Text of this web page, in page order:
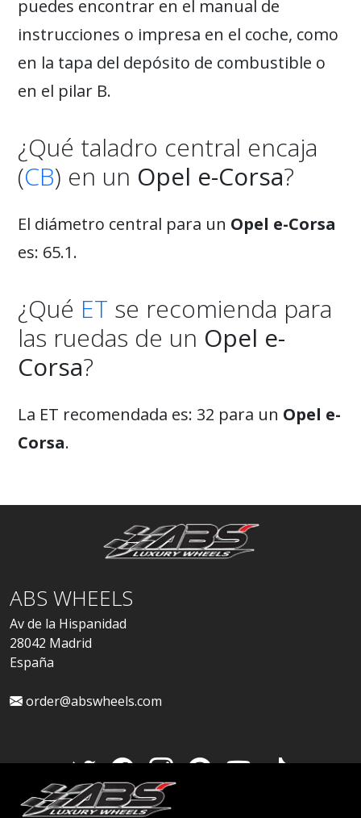
puedes encontrar en el manual de
instrucciones o impresa en el coche, como
en la tapa del depósito de combustible o
en el pilar B.
¿Qué taladro central encaja
(CB) en un Opel e-Corsa?
El diámetro central para un Opel e-Corsa
es: 65.1.
¿Qué ET se recomienda para
las ruedas de un Opel e-
Corsa?
La ET recomendada es: 32 para un Opel e-
Corsa.
ABS WHEELS
Av de la Hispanidad
28042 Madrid
España
order@abswheels.com